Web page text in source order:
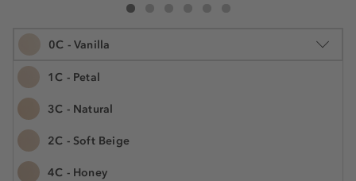
Sisley Phyto-Teint Perfection Foundation
0C - Vanilla
1C - Petal
3C - Natural
2C - Soft Beige
4C - Honey
30 ml